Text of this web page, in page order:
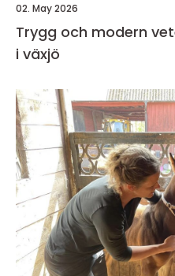
02. May 2026
Trygg och modern
i växjö